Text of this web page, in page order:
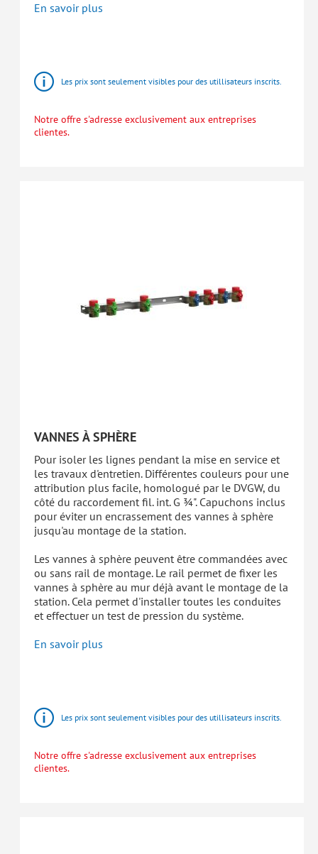
En savoir plus
Les prix sont seulement visibles pour des utillisateurs inscrits.
Notre offre s'adresse exclusivement aux entreprises
clientes.
VANNES À SPHÈRE
Pour isoler les lignes pendant la mise en service et
les travaux d'entretien. Différentes couleurs pour une
attribution plus facile, homologué par le DVGW, du
côté du raccordement fil. int. G ¾". Capuchons inclus
pour éviter un encrassement des vannes à sphère
jusqu'au montage de la station.
Les vannes à sphère peuvent être commandées avec
ou sans rail de montage. Le rail permet de fixer les
vannes à sphère au mur déjà avant le montage de la
station. Cela permet d'installer toutes les conduites
et effectuer un test de pression du système.
En savoir plus
Les prix sont seulement visibles pour des utillisateurs inscrits.
Notre offre s'adresse exclusivement aux entreprises
clientes.